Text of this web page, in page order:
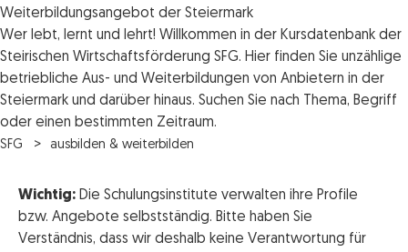
Weiterbildungsangebot der Steiermark
Wer lebt, lernt und lehrt! Willkommen in der Kursdatenbank der
Steirischen Wirtschaftsförderung SFG. Hier finden Sie unzählige
betriebliche Aus- und Weiterbildungen von Anbietern in der
Steiermark und darüber hinaus. Suchen Sie nach Thema, Begriff
oder einen bestimmten Zeitraum.
SFG ausbilden & weiterbilden
Wichtig: Die Schulungsinstitute verwalten ihre Profile
bzw. Angebote selbstständig. Bitte haben Sie
Verständnis, dass wir deshalb keine Verantwortung für